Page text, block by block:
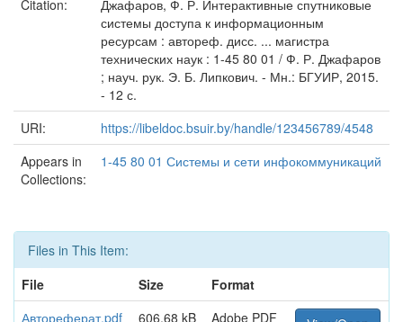
Citation:
Джафаров, Ф. Р. Интерактивные спутниковые
системы доступа к информационным
ресурсам : автореф. дисс. ... магистра
технических наук : 1-45 80 01 / Ф. Р. Джафаров
; науч. рук. Э. Б. Липкович. - Мн.: БГУИР, 2015.
- 12 с.
URI:
https://libeldoc.bsuir.by/handle/123456789/4548
Appears in
Collections:
1-45 80 01 Системы и сети инфокоммуникаций
Files in This Item:
File
Size
Format
Автореферат.pdf
606.68 kB Adobe PDF